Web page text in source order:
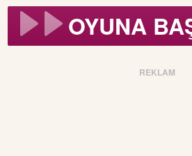
OYUNA
REKLAM